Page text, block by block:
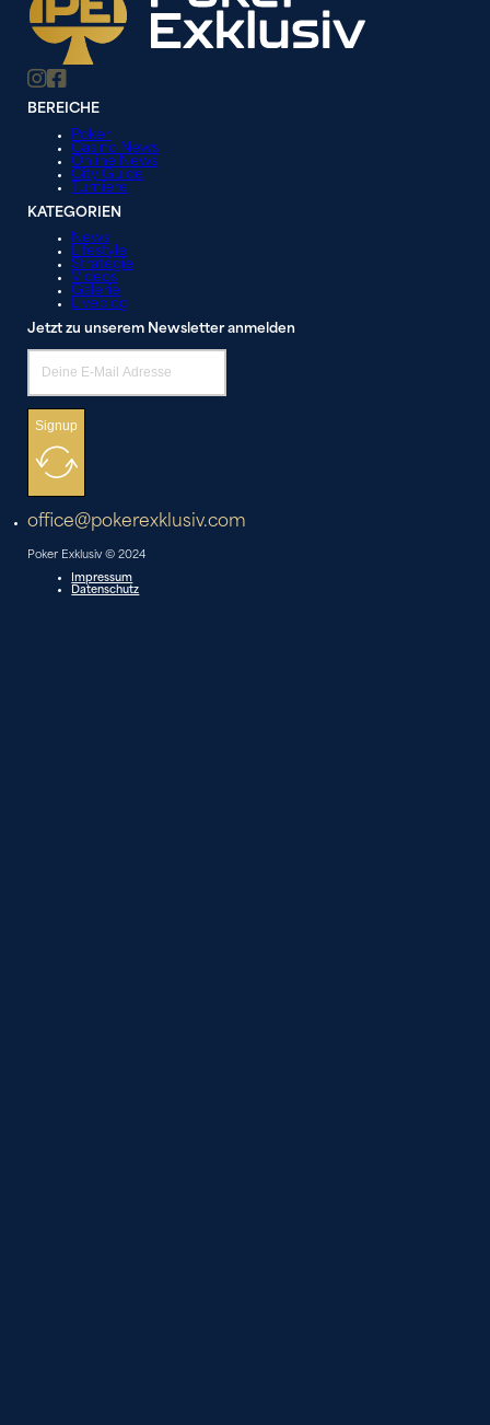
BEREICHE
Poker
Casino News
Online News
City Guide
Turniere
KATEGORIEN
News
Lifestyle
Strategie
Videos
Galerie
Liveblog
Jetzt zu unserem Newsletter anmelden
Signup
office@pokerexklusiv.com
Poker Exklusiv © 2024
Impressum
Datenschutz